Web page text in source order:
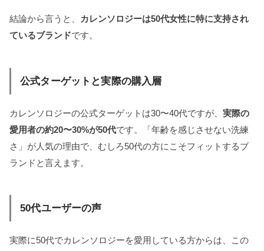
結論から言うと、
カレンソロジーは50代女性に特に支持され
ているブランドです。
公式ターゲットと実際の購入層
カレンソロジーの公式ターゲットは30〜40代ですが、 実際の
愛用者の約20〜30%が50代です。「年齢を感じさせない洗練
さ」が人気の理由で、むしろ50代の方にこそフィットするブ
ランドと言えます。
50代ユーザーの声
実際に50代でカレンソロジーを愛用している方からは、この